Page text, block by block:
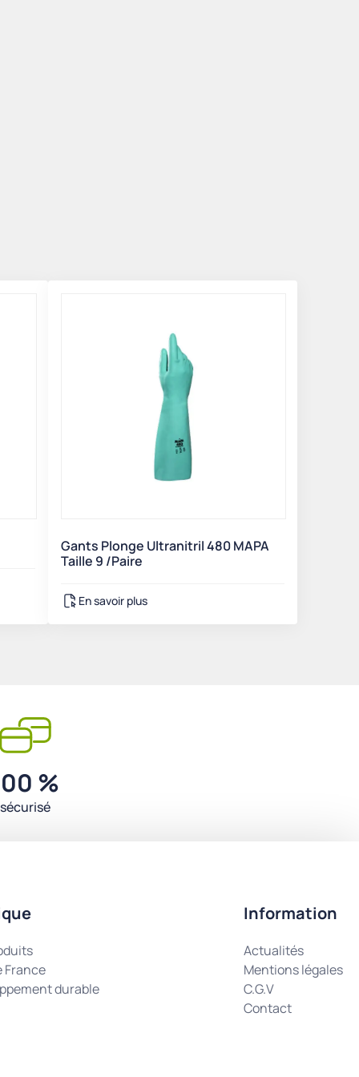
Gants Plonge Ultranitril 480 MAPA
Taille 9 /Paire
En savoir plus
%
sécurisé
France
durable
Information
Actualités
Mentions légales
C.G.V
Contact